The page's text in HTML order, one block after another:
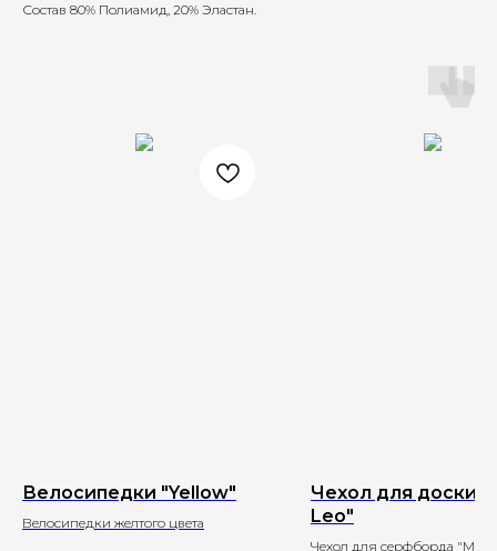
Состав 80% Полиамид, 20% Эластан.
Велосипедки "Yellow"
Велосипедки желтого цвета
Чехол для доски
Leo"
Чехол для серфборда